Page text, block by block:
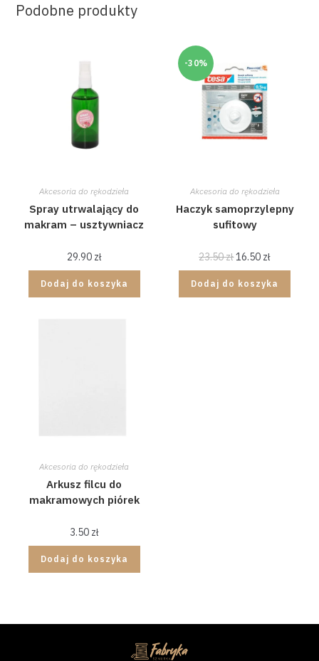
Podobne produkty
Akcesoria do rękodzieła
Spray utrwalający do
makram – usztywniacz
29.90 zł
Dodaj do koszyka
-30%
Akcesoria do rękodzieła
Haczyk samoprzylepny
sufitowy
23.50zł16.50 zł
Dodaj do koszyka
Akcesoria do rękodzieła
Arkusz filcu do
makramowych piórek
3.50 zł
Dodaj do koszyka